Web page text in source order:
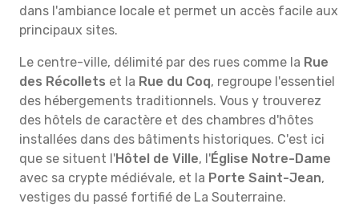
dans l'ambiance locale et permet un accès facile aux
principaux sites.
Le centre-ville, délimité par des rues comme la Rue
des Récollets et la Rue du Coq, regroupe l'essentiel
des hébergements traditionnels. Vous y trouverez
des hôtels de caractère et des chambres d'hôtes
installées dans des bâtiments historiques. C'est ici
que se situent l'Hôtel de Ville, l'Église Notre-Dame
avec sa crypte médiévale, et la Porte Saint-Jean,
vestiges du passé fortifié de La Souterraine.